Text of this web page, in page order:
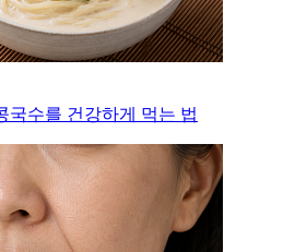
국수를 건강하게 먹는 법